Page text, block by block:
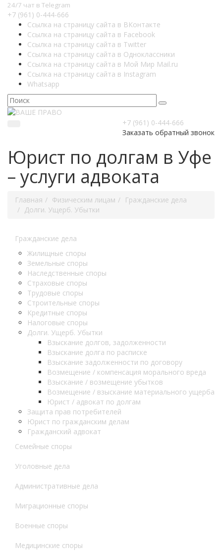
24/7 чат в Telegram
+7 (961) 0-444-666
Ссылка на страницу сайта в ВКонтакте
Ссылка на страницу сайта в Facebook
Ссылка на страницу сайта в Twitter
Ссылка на страницу сайта в Одноклассники
Ссылка на страницу сайта в Мой Мир Mail.ru
Ссылка на страницу сайта в Instagram
Whatsapp
+7 (961) 0-444-666
Заказать обратный звонок
Юрист по долгам в Уфе
– услуги адвоката
Главная Физическим лицам
Гражданские дела
Долги. Ущерб. Убытки
Гражданские дела
Жилищные споры
Земельные споры
Наследственные споры
Страховые споры
Трудовые споры
Строительные споры
Кредитные споры
Налоговые споры
Долги. Ущерб. Убытки
Взыскание долгов, задолженности
Взыскание долга по расписке
Взыскание задолженности по договору
Возмещение / компенсация морального вреда
Взыскание / возмещение убытков
Возмещение / взыскание материального ущерба
Юрист / адвокат по долгам
Защита прав потребителей
Юрист по гражданским делам
Гражданский адвокат
Семейные споры
Уголовные дела
Административные дела
Миграционные споры
Военные споры
Медицинские споры